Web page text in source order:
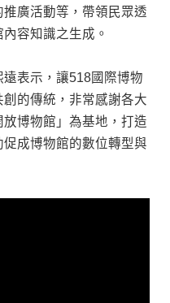
廣活動等，帶領民眾透
容知識之生成。
表示，讓518國際博物
的傳統，非常感謝各大
博物館」為基地，打造
成博物館的數位轉型與